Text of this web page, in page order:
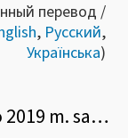
перевод /
, Русский,
Українська)
1. Kokiais atvejais asmenys nuo 2019 m. sausio 1 d. negalės įgyti paramos gavėjo statuso arba iš turinčiųjų bus galimybė jį atimti?